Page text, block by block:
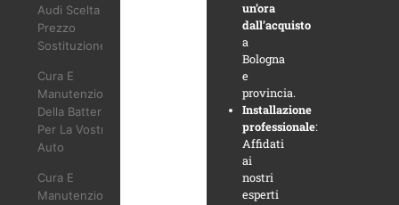
un’ora
dall’acquisto
a
Bologna
e
provincia.
Installazione
professionale:
Affidati
ai
nostri
esperti
Audi Scelta
Prezzo
Sostituzione
Cura E
Manutenzione
Della Batteria
Per La Vostra
Auto
Cura E
Manutenzione